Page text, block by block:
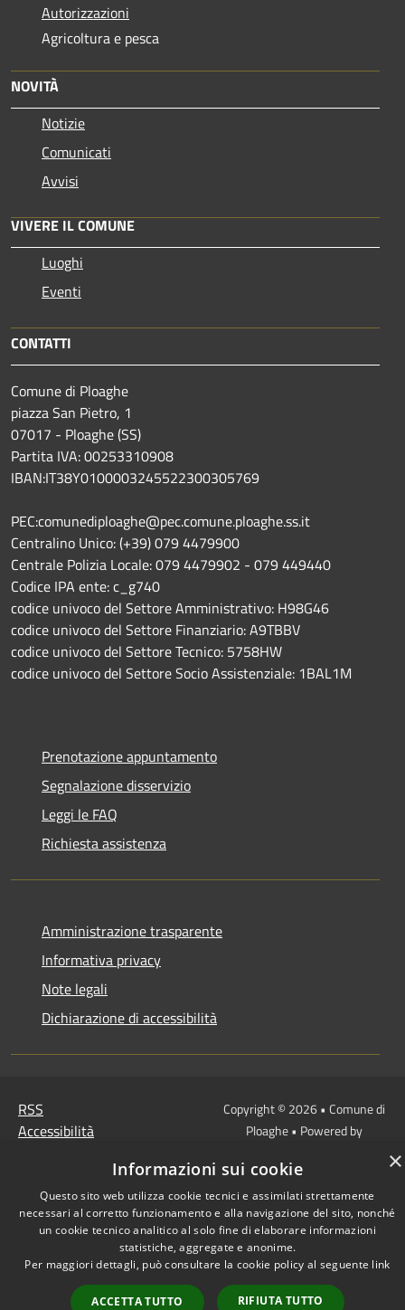
Autorizzazioni
Agricoltura e pesca
NOVITÀ
Notizie
Comunicati
Avvisi
VIVERE IL COMUNE
Luoghi
Eventi
CONTATTI
Comune di Ploaghe
piazza San Pietro, 1
07017 - Ploaghe (SS)
Partita IVA: 00253310908
IBAN:IT38Y0100003245522300305769
PEC:comunediploaghe@pec.comune.ploaghe.ss.it
Centralino Unico: (+39) 079 4479900
Centrale Polizia Locale: 079 4479902 - 079 449440
Codice IPA ente: c_g740
codice univoco del Settore Amministrativo: H98G46
codice univoco del Settore Finanziario: A9TBBV
codice univoco del Settore Tecnico: 5758HW
codice univoco del Settore Socio Assistenziale: 1BAL1M
Prenotazione appuntamento
Segnalazione disservizio
Leggi le FAQ
Richiesta assistenza
Amministrazione trasparente
Informativa privacy
Note legali
Dichiarazione di accessibilità
RSS
Accessibilità
Mappa del sito
Copyright © 2026 • Comune di
Ploaghe • Powered by
redazione
×
Informazioni sui cookie
Questo sito web utilizza cookie tecnici e assimilati strettamente
necessari al corretto funzionamento e alla navigazione del sito, nonché
un cookie tecnico analitico al solo fine di elaborare informazioni
statistiche, aggregate e anonime.
Per maggiori dettagli, può consultare la cookie policy al seguente link
ACCETTA TUTTO RIFIUTA TUTTO